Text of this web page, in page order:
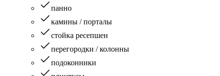
панно
камины / порталы
стойка ресепшен
перегородки / колонны
подоконники